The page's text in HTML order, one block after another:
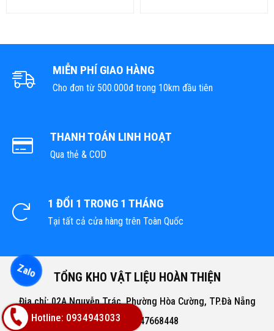
MIỄN PHÍ GIAO HÀNG
Cho đơn từ 500.000đ trong 10km đầu tiên
THANH TOÁN LINH HOẠT
Qua thẻ & COD
1 ĐỔI 1 TRONG 1 THÁNG
Tại tất cả cửa hàng trên Toàn Quốc
TỔNG KHO VẬT LIỆU HOÀN THIỆN
Địa chỉ: 02A Nguyễn Trác, Phường Hòa Cường, TP.Đà Nẵng
Hotline: 0947668448
Hotline: 0934943033
Zalo